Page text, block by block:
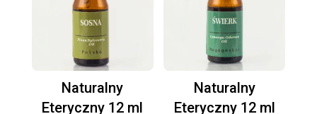
Naturalny
Eteryczny 12 ml
Naturalny
Eteryczny 12 ml